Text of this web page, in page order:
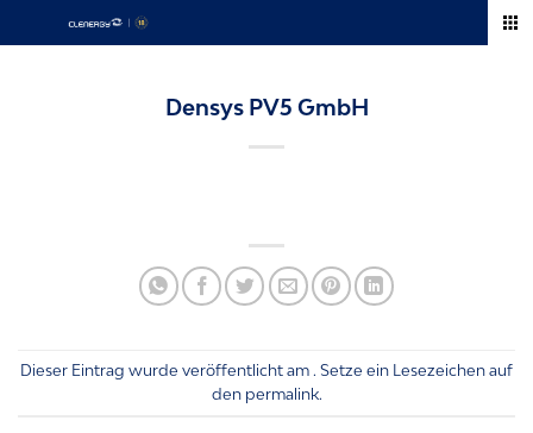
Inhalt
Densys PV5 GmbH
Dieser Eintrag wurde veröffentlicht am . Setze ein Lesezeichen auf
den permalink.